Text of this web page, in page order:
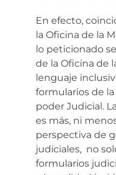
En efecto,
la Oficina de la
lo peticionado
de la Oficina de
lenguaje
formularios de
poder Judicial.
es más, ni
perspectiva de
judiciales, no
formularios